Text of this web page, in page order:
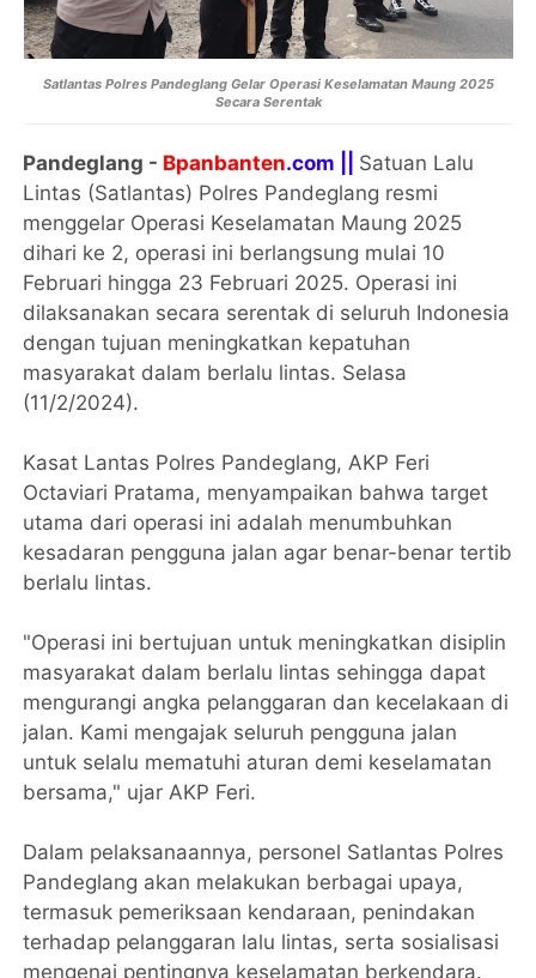
Satlantas Polres Pandeglang Gelar Operasi Keselamatan Maung 2025
Secara Serentak
Pandeglang - Bpanbanten.com || Satuan Lalu
Lintas (Satlantas) Polres Pandeglang resmi
menggelar Operasi Keselamatan Maung 2025
dihari ke 2, operasi ini berlangsung mulai 10
Februari hingga 23 Februari 2025. Operasi ini
dilaksanakan secara serentak di seluruh Indonesia
dengan tujuan meningkatkan kepatuhan
masyarakat dalam berlalu lintas. Selasa
(11/2/2024).
Kasat Lantas Polres Pandeglang, AKP Feri
Octaviari Pratama, menyampaikan bahwa target
utama dari operasi ini adalah menumbuhkan
kesadaran pengguna jalan agar benar-benar tertib
berlalu lintas.
"Operasi ini bertujuan untuk meningkatkan disiplin
masyarakat dalam berlalu lintas sehingga dapat
mengurangi angka pelanggaran dan kecelakaan di
jalan. Kami mengajak seluruh pengguna jalan
untuk selalu mematuhi aturan demi keselamatan
bersama," ujar AKP Feri.
Dalam pelaksanaannya, personel Satlantas Polres
Pandeglang akan melakukan berbagai upaya,
termasuk pemeriksaan kendaraan, penindakan
terhadap pelanggaran lalu lintas, serta sosialisasi
mengenai pentingnya keselamatan berkendara.